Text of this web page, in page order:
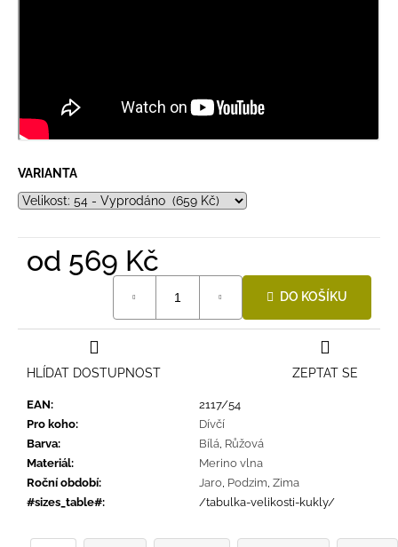
VARIANTA
od 569 Kč
DO KOŠÍKU
EAN:
2117/54
Pro koho:
Dívčí
Barva: Bílá Růžová
Materiál:
Merino vlna
Roční období: Jaro Podzim Zima
#sizes_table#: /tabulka-velikosti-kukly/
ZEPTAT SE
HLÍDAT DOSTUPNOST